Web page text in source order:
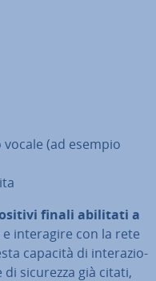
(ad esempio
finali abilitati a
in­te­ra­gi­re con la rete
capacità di in­te­ra­zio­
sicurezza già citati,